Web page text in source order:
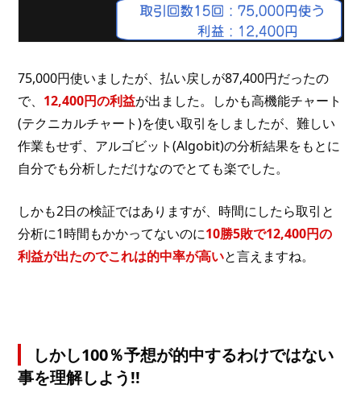
75,000円使いましたが、払い戻しが87,400円だったの
で、 12,400円の利益が出ました。しかも高機能チャート
(テクニカルチャート)を使い取引をしましたが、難しい
作業もせず、アルゴビット(Algobit)の分析結果をもとに
自分でも分析しただけなのでとても楽でした。
しかも2日の検証ではありますが、時間にしたら取引と
分析に1時間もかかってないのに10勝5敗で12,400円の
利益が出たのでこれは的中率が高いと言えますね。
しかし100％予想が的中するわけではない
事を理解しよう!!